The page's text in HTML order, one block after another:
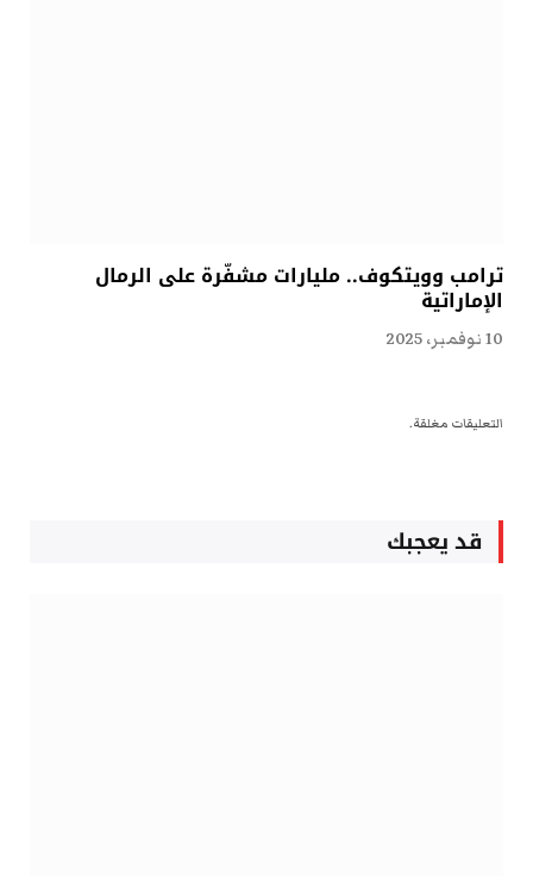
ترامب وويتكوف.. مليارات مشفّرة على الرمال
الإماراتية
10 نوفمبر، 2025
التعليقات مغلقة.
قد يعجبك